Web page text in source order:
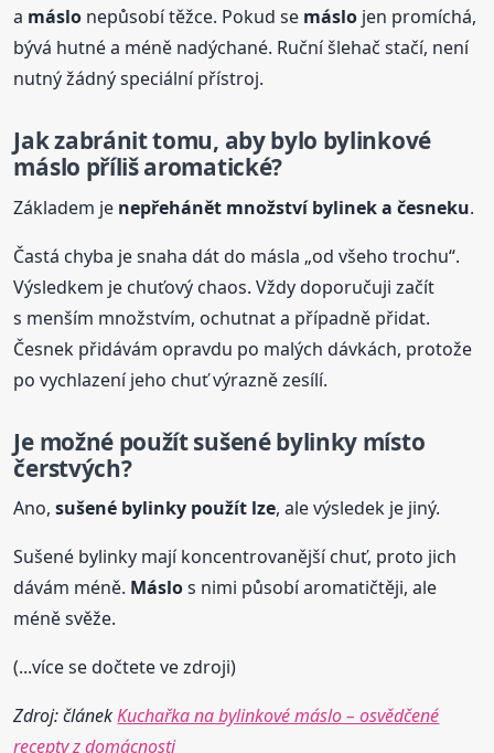
a máslo nepůsobí těžce. Pokud se máslo jen promíchá,
bývá hutné a méně nadýchané. Ruční šlehač stačí, není
nutný žádný speciální přístroj.
Jak zabránit tomu, aby bylo bylinkové
máslo příliš aromatické?
Základem je nepřehánět množství bylinek a česneku.
Častá chyba je snaha dát do másla „od všeho trochu“.
Výsledkem je chuťový chaos. Vždy doporučuji začít
s menším množstvím, ochutnat a případně přidat.
Česnek přidávám opravdu po malých dávkách, protože
po vychlazení jeho chuť výrazně zesílí.
Je možné použít sušené bylinky místo
čerstvých?
Ano,sušené bylinky použít lze, ale výsledek je jiný.
Sušené bylinky mají koncentrovanější chuť, proto jich
dávám méně. Máslos nimi působí aromatičtěji, ale
méně svěže.
(...více se dočtete ve zdroji)
Zdroj: článekKuchařka na bylinkové máslo – osvědčené
recepty z domácnosti